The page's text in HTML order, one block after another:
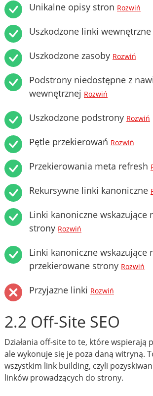
Unikalne opisy stron Rozwiń
Uszkodzone linki wewnętrzne
Uszkodzone zasoby Rozwiń
Podstrony niedostępne z
wewnętrznej Rozwiń
Uszkodzone podstrony Rozwiń
Pętle przekierowań Rozwiń
Przekierowania meta refresh
Rekursywne linki kanoniczne
Linki kanoniczne wskazujące
strony Rozwiń
Linki kanoniczne wskazujące
przekierowane strony Rozwiń
Przyjazne linki Rozwiń
2.2 Off-Site SEO
Działania off-site to te, które wspierają
ale wykonuje się je poza daną witryną.
wszystkim link building, czyli
linków prowadzących do strony.